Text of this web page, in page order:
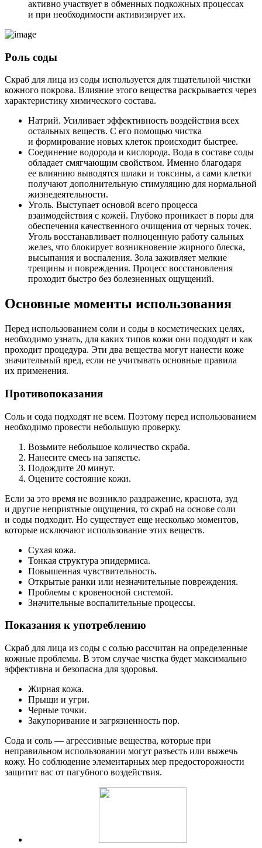
активно участвует в обменных подкожных процессах
и при необходимости активизирует их.
Роль соды
Скраб для лица из соды используется для тщательной чистки
кожного покрова. Влияние этого вещества раскрывается через
характеристику химического состава.
Натрий. Усиливает эффективность воздействия всех
остальных веществ. С его помощью чистка
и формирование новых клеток происходит быстрее.
Соединение водорода и кислорода. Вода в составе соды
обладает смягчающим свойством. Именно благодаря
ее влиянию выводятся шлаки и токсины, а сами клетки
получают дополнительную стимуляцию для нормальной
жизнедеятельности.
Уголь. Выступает основой всего процесса
взаимодействия с кожей. Глубоко проникает в поры для
обеспечения качественного очищения от черных точек.
Уголь восстанавливает полноценную работу сальных
желез, что блокирует возникновение жирного блеска,
высыпания и воспаления. Зола заживляет мелкие
трещины и повреждения. Процесс восстановления
проходит быстро без болезненных ощущений.
Основные моменты использования
Перед использованием соли и соды в косметических целях,
необходимо узнать, для каких типов кожи они подходят и как
проходит процедура. Эти два вещества могут нанести коже
значительный вред, если не учитывать основные правила
их применения.
Противопоказания
Соль и сода подходят не всем. Поэтому перед использованием
необходимо провести небольшую проверку.
Возьмите небольшое количество скраба.
Нанесите смесь на запястье.
Подождите 20 минут.
Оцените состояние кожи.
Если за это время не возникло раздражение, краснота, зуд
и другие неприятные ощущения, то скраб на основе соли
и соды подходит. Но существует еще несколько моментов,
которые исключают использование этих веществ.
Сухая кожа.
Тонкая структура эпидермиса.
Повышенная чувствительность.
Открытые ранки или незначительные повреждения.
Проблемы с кровеносной системой.
Значительные воспалительные процессы.
Показания к употреблению
Скраб для лица из соды с солью рассчитан на определенные
кожные проблемы. В этом случае чистка будет максимально
эффективна и безопасна для здоровья.
Жирная кожа.
Прыщи и угри.
Черные точки.
Закупоривание и загрязненность пор.
Сода и соль — агрессивные вещества, которые при
неправильном использовании могут разъесть или выжечь
кожу. Но соблюдение элементарных мер предосторожности
защитит вас от пагубного воздействия.